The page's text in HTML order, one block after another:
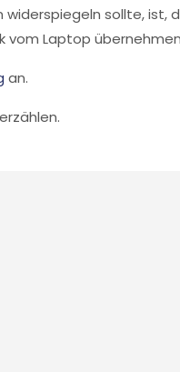
sollte, ist,
vom Laptop
an.